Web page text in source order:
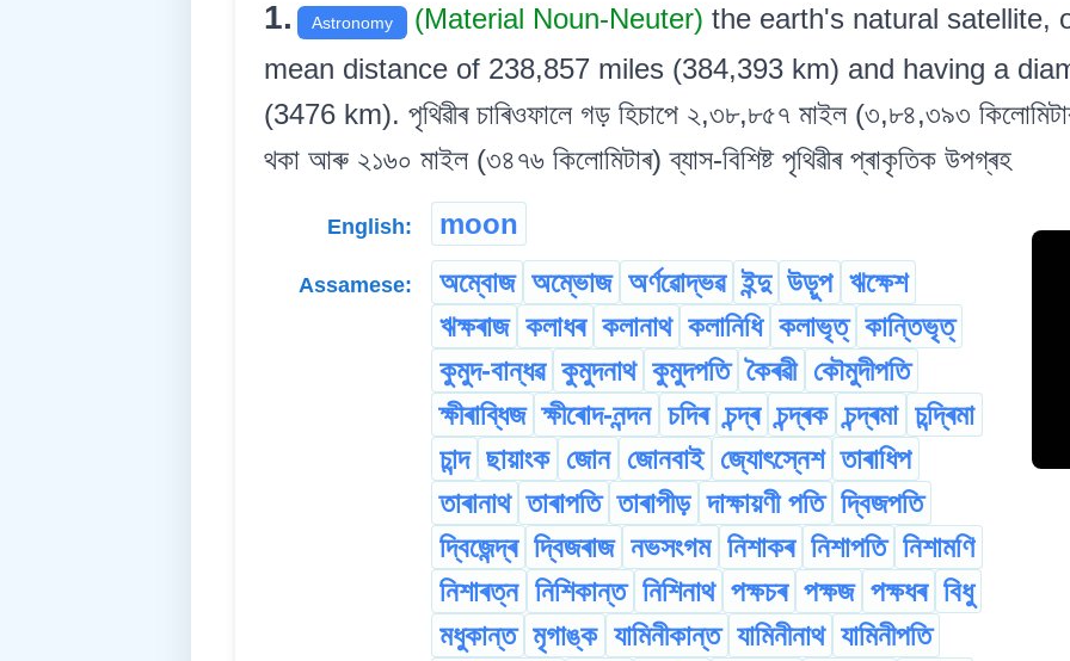
1. Astronomy (Material Noun-Neuter) the earth's natural satellite,
mean distance of 238,857 miles (384,393 km) and having a
(3476 km). পৃথিৱীৰ চাৰিওফালে গড় হিচাপে ২,৩৮,৮৫৭ মাইল (৩,৮৪,৩৯৩
থকা আৰু ২১৬০ মাইল (৩৪৭৬ কিলোমিটাৰ) ব্যাস-বিশিষ্ট পৃথিৱীৰ প্ৰাকৃতিক উপগ্ৰহ
English: moon
Assamese: অম্বোজ অম্ভোজ অৰ্ণৱোদ্ভৱ ইন্দু উড়ুপ ঋক্ষেশ
ঋক্ষৰাজ কলাধৰ কলানাথ কলানিধি কলাভৃত্ কান্তিভৃত্
কুমুদ-বান্ধৱ কুমুদনাথ কুমুদপতি কৈৰৱী কৌমুদীপতি
ক্ষীৰাব্ধিজ ক্ষীৰোদ-নন্দন চদিৰ চন্দ্ৰ চন্দ্ৰক চন্দ্ৰমা চন্দ্ৰিমা
চান্দ ছায়াংক জোন জোনবাই জ্যোৎস্নেশ তাৰাধিপ
তাৰানাথ তাৰাপতি তাৰাপীড় দাক্ষায়ণী পতি দ্বিজপতি
দ্বিজেন্দ্ৰ দ্বিজৰাজ নভসংগম নিশাকৰ নিশাপতি নিশামণি
নিশাৰত্ন নিশিকান্ত নিশিনাথ পক্ষচৰ পক্ষজ পক্ষধৰ বিধু
মধুকান্ত মৃগাঙ্ক যামিনীকান্ত যামিনীনাথ যামিনীপতি